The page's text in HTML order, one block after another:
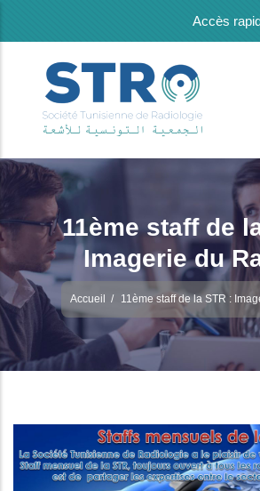
Accès
11ème staff de
Imagerie du
Accueil / 11ème staff de la STR :